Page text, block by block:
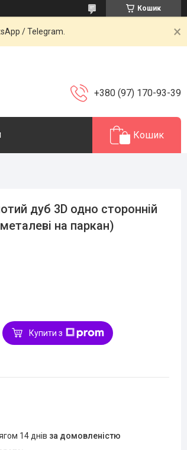
Кошик
/ Telegram.
+380 (97) 170-93-39
Кошик
дуб 3D одно сторонній
на паркан)
Купити з
14 днів за домовленістю